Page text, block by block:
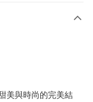
美與時尚的完美結